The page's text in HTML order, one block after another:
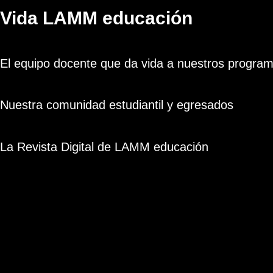
Vida LAMM educación
El equipo docente que da vida a nuestros
Nuestra comunidad estudiantil y egresados
La Revista Digital de LAMM educación